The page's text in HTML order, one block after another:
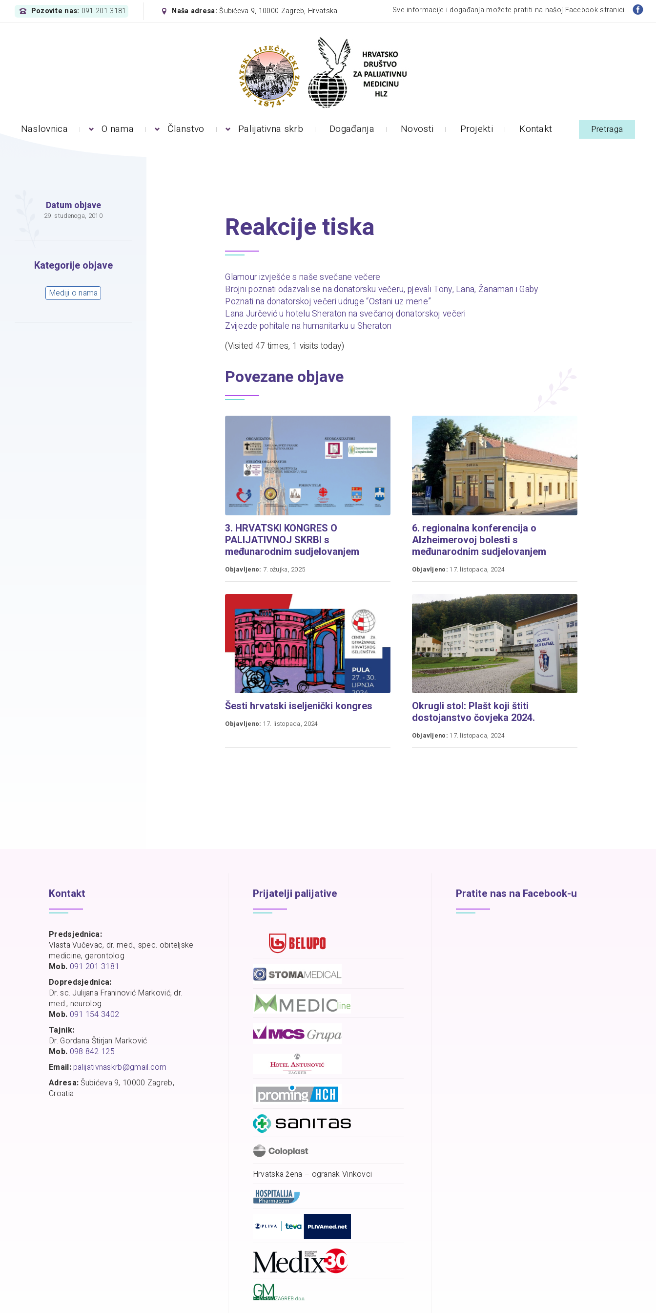
Pozovite nas: 091 201 3181 Naša adresa:Šubićeva 9, 10000 Zagreb, Hrvatska Sve informacije i događanja možete pratiti na našoj Facebook stranici
Naslovnica O nama Članstvo Palijativna skrb Događanja Novosti Projekti Kontakt Pretraga
Datum objave
29. studenoga, 2010
Kategorije objave
Mediji o nama
Reakcije tiska
Glamour izvješće s naše svečane večere
Brojni poznati odazvali se na donatorsku večeru, pjevali Tony, Lana, Žanamari i Gaby
Poznati na donatorskoj večeri udruge “Ostani uz mene”
Lana Jurčević u hotelu Sheraton na svečanoj donatorskoj večeri
Zvijezde pohitale na humanitarku u Sheraton
(Visited 47 times, 1 visits today)
Povezane objave
3. HRVATSKI KONGRES O
PALIJATIVNOJ SKRBI s
međunarodnim sudjelovanjem
Objavljeno: 7. ožujka, 2025
6. regionalna konferencija o
Alzheimerovoj bolesti s
međunarodnim sudjelovanjem
Objavljeno: 17. listopada, 2024
Šesti hrvatski iseljenički kongres
Objavljeno: 17. listopada, 2024
Okrugli stol: Plašt koji štiti
dostojanstvo čovjeka 2024.
Objavljeno: 17. listopada, 2024
Kontakt
Predsjednica:
Vlasta Vučevac, dr. med., spec. obiteljske
medicine, gerontolog
Mob. 091 201 3181
Dopredsjednica:
Dr. sc. Julijana Franinović Marković, dr.
med., neurolog
Mob. 091 154 3402
Tajnik:
Dr. Gordana Štirjan Marković
Mob. 098 842 125
Email:palijativnaskrb@gmail.com
Adresa:Šubićeva 9, 10000 Zagreb,
Croatia
Prijatelji palijative
Hrvatska žena – ogranak Vinkovci
Pratite nas na Facebook-u